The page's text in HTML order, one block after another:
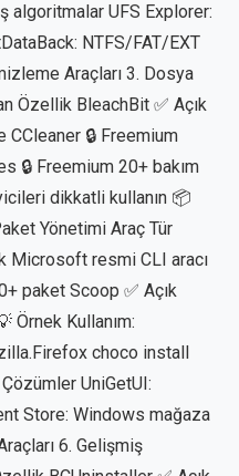
algoritmalar UFS Explorer:
NTFS/FAT/EXT
Araçları 3. Dosya
Özellik BleachBit ✅ Açık
🔒 Freemium
🔒 Freemium 20+ bakım
dikkatli kullanın 📦
Yönetimi Araç Tür
Microsoft resmi CLI aracı
paket Scoop ✅ Açık
Örnek Kullanım:
choco install
UniGetUI:
Store: Windows mağaza
6. Gelişmiş